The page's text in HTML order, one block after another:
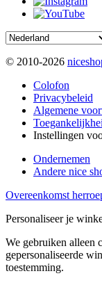
© 2010-2026
Colofon
Privacybeleid
Algemene
Instellingen
Ondernemen
Andere nice
Overeenkomst
Personaliseer je
We gebruiken alleen
gepersonaliseerde
toestemming.